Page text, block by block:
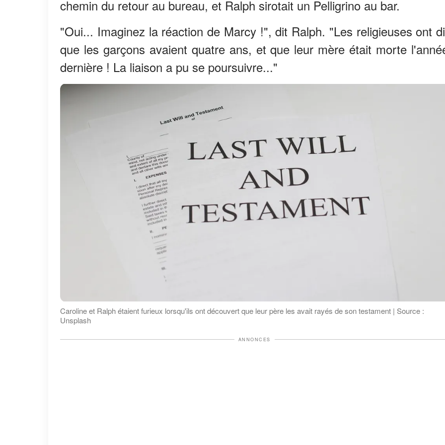
chemin du retour au bureau, et Ralph sirotait un Pelligrino au bar.
"Oui... Imaginez la réaction de Marcy !", dit Ralph. "Les religieuses ont
que les garçons avaient quatre ans, et que leur mère était morte
dernière ! La liaison a pu se poursuivre..."
Caroline et Ralph étaient furieux lorsqu'ils ont découvert que leur père les avait rayés de son testament | Source :
Unsplash
ANNONCES